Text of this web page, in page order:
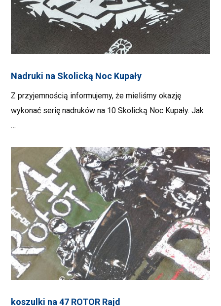
Nadruki na Skolicką Noc Kupały
Z przyjemnością informujemy, że mieliśmy okazję
wykonać serię nadruków na 10 Skolicką Noc Kupały. Jak
…
koszulki na 47 ROTOR Rajd